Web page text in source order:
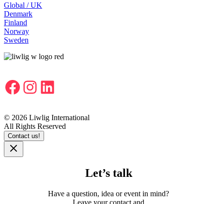
Global / UK
Denmark
Finland
Norway
Sweden
Facebook
Instagram
LinkedIn
© 2026 Liwlig International
All Rights Reserved
Contact us!
Let’s talk
Have a question, idea or event in mind?
Leave your contact and